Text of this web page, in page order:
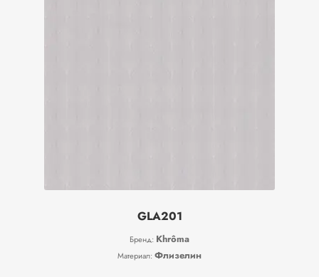
GLA201
Бренд: Khrôma
Материал: Флизелин